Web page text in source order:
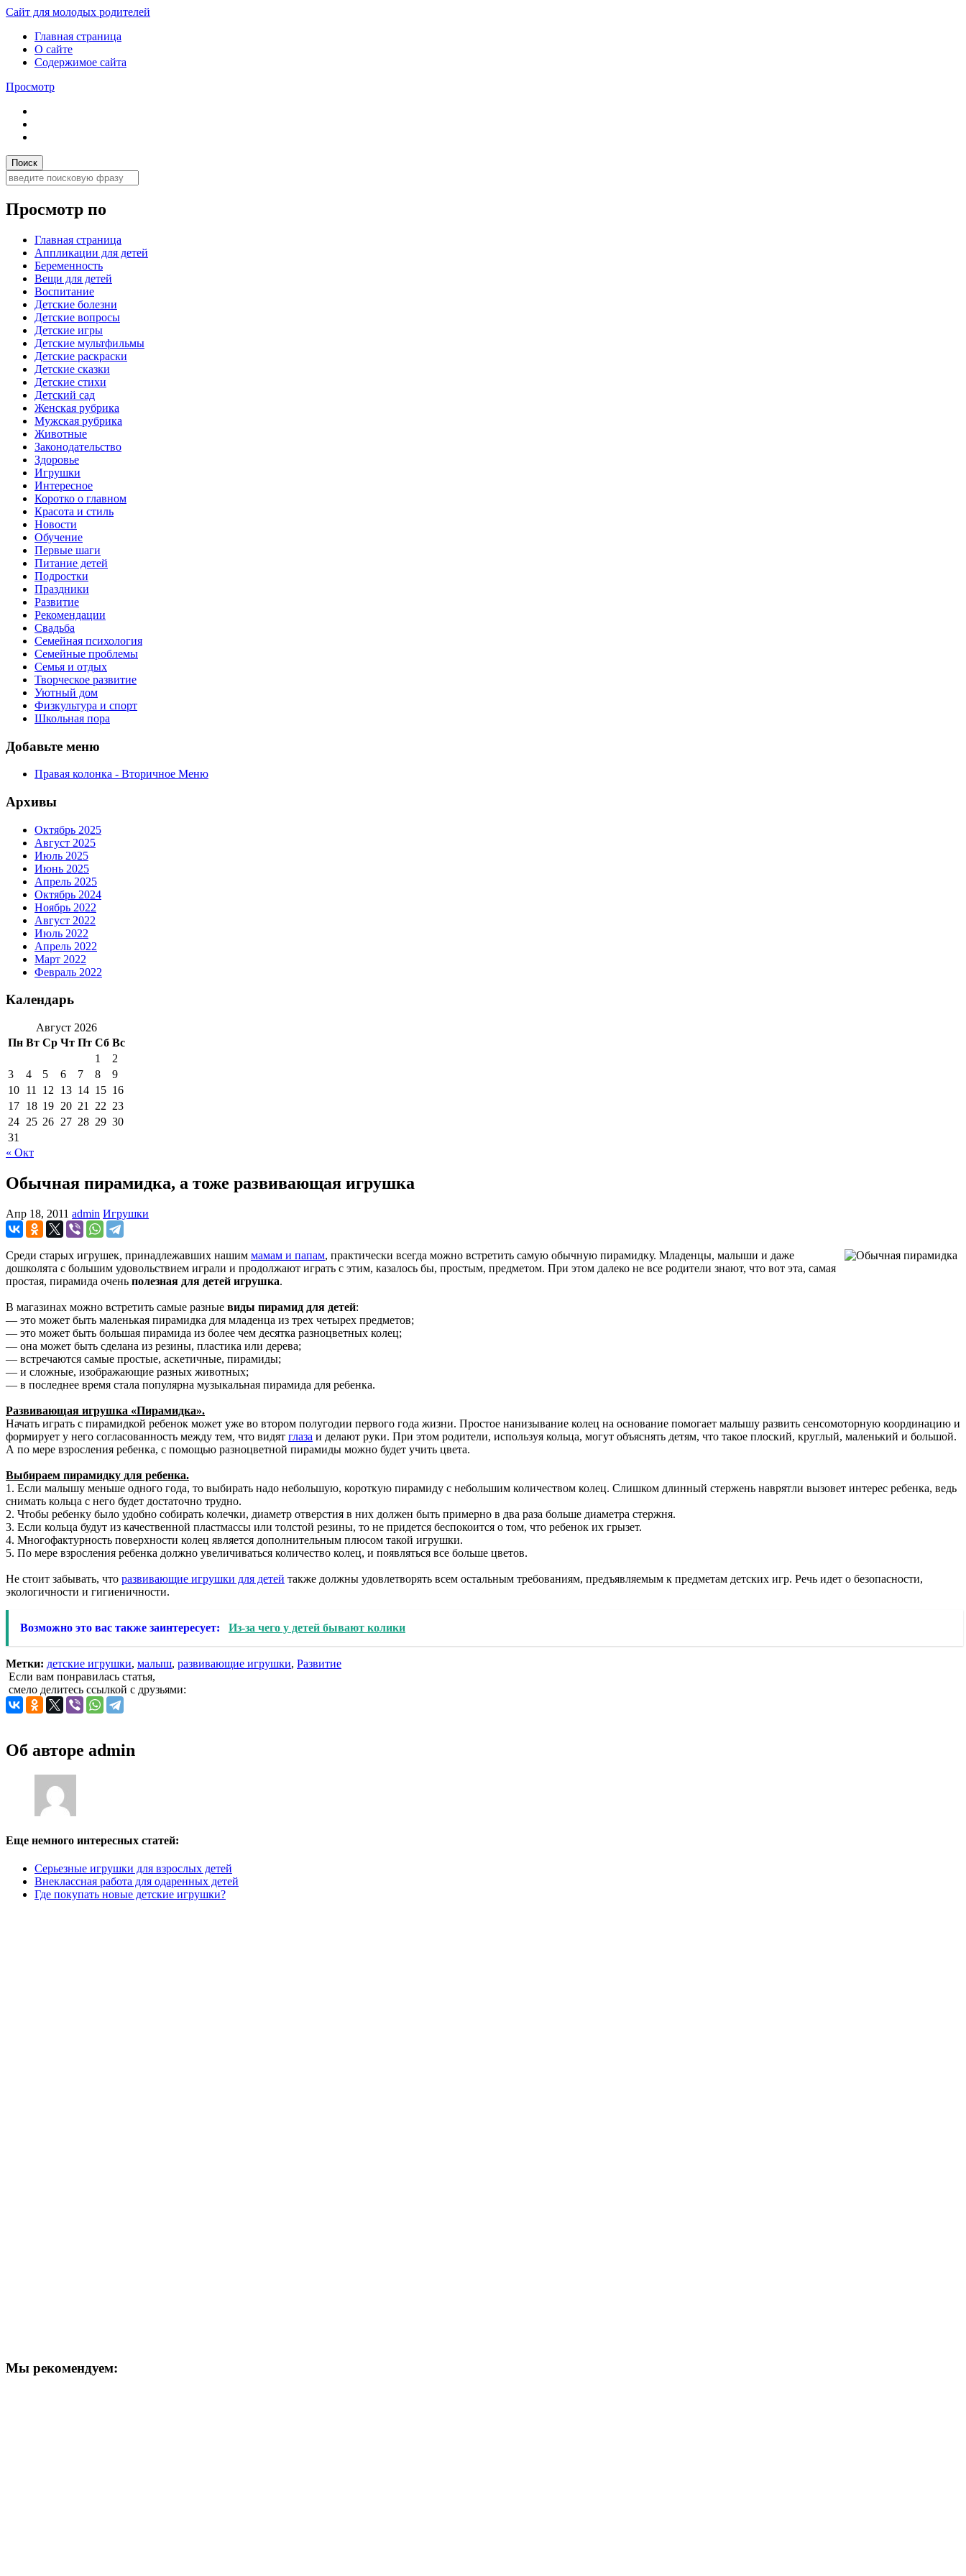
Сайт для молодых родителей
Главная страница
О сайте
Содержимое сайта
Просмотр
Просмотр по
Главная страница
Аппликации для детей
Беременность
Вещи для детей
Воспитание
Детские болезни
Детские вопросы
Детские игры
Детские мультфильмы
Детские раскраски
Детские сказки
Детские стихи
Детский сад
Женская рубрика
Мужская рубрика
Животные
Законодательство
Здоровье
Игрушки
Интересное
Коротко о главном
Красота и стиль
Новости
Обучение
Первые шаги
Питание детей
Подростки
Праздники
Развитие
Рекомендации
Свадьба
Семейная психология
Семейные проблемы
Семья и отдых
Творческое развитие
Уютный дом
Физкультура и спорт
Школьная пора
Добавьте меню
Правая колонка - Вторичное Меню
Архивы
Октябрь 2025
Август 2025
Июль 2025
Июнь 2025
Апрель 2025
Октябрь 2024
Ноябрь 2022
Август 2022
Июль 2022
Апрель 2022
Март 2022
Февраль 2022
Календарь
Август 2026
Пн Вт Ср Чт Пт Сб Вс
1
2
3
4 5 6 7 8
9
10 11 12 13 14 15 16
17 18 19 20 21 22 23
24 25 26 27 28 29 30
31
« Окт
Обычная пирамидка, а тоже развивающая игрушка
Апр 18, 2011 admin Игрушки
Среди старых игрушек, принадлежавших нашим мамам и папам, практически всегда можно встретить самую обычную пирамидку. Младенцы, малыши и даже
дошколята с большим удовольствием играли и продолжают играть с этим, казалось бы, простым, предметом. При этом далеко не все родители знают, что вот эта, самая
простая, пирамида очень полезная для детей игрушка.
В магазинах можно встретить самые разные виды пирамид для детей:
— это может быть маленькая пирамидка для младенца из трех четырех предметов;
— это может быть большая пирамида из более чем десятка разноцветных колец;
— она может быть сделана из резины, пластика или дерева;
— встречаются самые простые, аскетичные, пирамиды;
— и сложные, изображающие разных животных;
— в последнее время стала популярна музыкальная пирамида для ребенка.
Развивающая игрушка «Пирамидка».
Начать играть с пирамидкой ребенок может уже во втором полугодии первого года жизни. Простое нанизывание колец на основание помогает малышу развить сенсомоторную координацию и
формирует у него согласованность между тем, что видят глаза и делают руки. При этом родители, используя кольца, могут объяснять детям, что такое плоский, круглый, маленький и большой.
А по мере взросления ребенка, с помощью разноцветной пирамиды можно будет учить цвета.
Выбираем пирамидку для ребенка.
1. Если малышу меньше одного года, то выбирать надо небольшую, короткую пирамиду с небольшим количеством колец. Слишком длинный стержень наврятли вызовет интерес ребенка, ведь
снимать кольца с него будет достаточно трудно.
2. Чтобы ребенку было удобно собирать колечки, диаметр отверстия в них должен быть примерно в два раза больше диаметра стержня.
3. Если кольца будут из качественной пластмассы или толстой резины, то не придется беспокоится о том, что ребенок их грызет.
4. Многофактурность поверхности колец является дополнительным плюсом такой игрушки.
5. По мере взросления ребенка должно увеличиваться количество колец, и появляться все больше цветов.
Не стоит забывать, что развивающие игрушки для детей также должны удовлетворять всем остальным требованиям, предъявляемым к предметам детских игр. Речь идет о безопасности,
экологичности и гигиеничности.
Возможно это вас также заинтересует: Из-за чего у детей бывают колики
Метки: детские игрушки, малыш, развивающие игрушки, Развитие
Если вам понравилась статья,
смело делитесь ссылкой с друзьями:
Об авторе admin
Еще немного интересных статей:
Серьезные игрушки для взрослых детей
Внеклассная работа для одаренных детей
Где покупать новые детские игрушки?
Мы рекомендуем: